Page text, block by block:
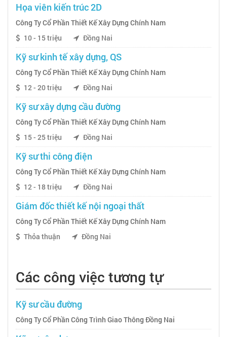
Họa viên kiến trúc 2D
Công Ty Cổ Phần Thiết Kế Xây Dựng Chính Nam
10 - 15 triệu
Đồng Nai
Kỹ sư kinh tế xây dựng, QS
Công Ty Cổ Phần Thiết Kế Xây Dựng Chính Nam
12 - 20 triệu
Đồng Nai
Kỹ sư xây dựng cầu đường
Công Ty Cổ Phần Thiết Kế Xây Dựng Chính Nam
15 - 25 triệu
Đồng Nai
Kỹ sư thi công điện
Công Ty Cổ Phần Thiết Kế Xây Dựng Chính Nam
12 - 18 triệu
Đồng Nai
Giám đốc thiết kế nội ngoại thất
Công Ty Cổ Phần Thiết Kế Xây Dựng Chính Nam
Thỏa thuận
Đồng Nai
Các công việc tương tự
Kỹ sư cầu đường
Công Ty Cổ Phần Công Trình Giao Thông Đồng Nai